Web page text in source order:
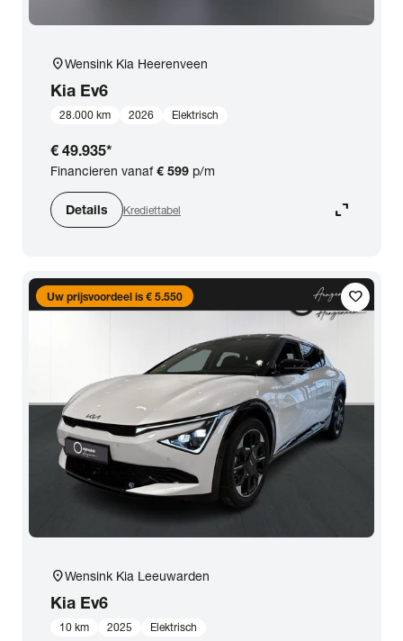
location_onWensink Kia Heerenveen
Kia Ev6
28.000 km 2026 Elektrisch
€ 49.935*
Financieren vanaf€ 599 p/m
Details Krediettabel expand_content
favorite
Uw prijsvoordeel is € 5.550
location_onWensink Kia Leeuwarden
Kia Ev6
10 km 2025 Elektrisch